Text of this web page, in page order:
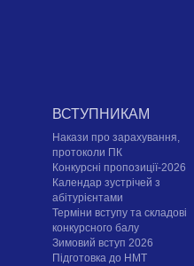
ВСТУПНИКАМ
Накази про зарахування,
протоколи ПК
Конкурсні пропозиції-2026
Календар зустрічей з
абітурієнтами
Терміни вступу та складові
конкурсного балу
Зимовий вступ 2026
Підготовка до НМТ